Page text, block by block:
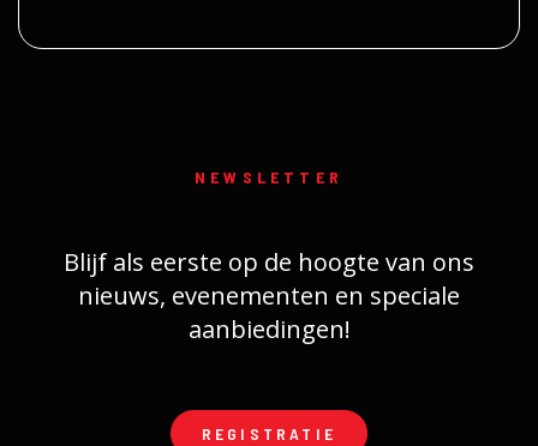
NEWSLETTER
Blijf als eerste op de hoogte van ons
nieuws, evenementen en speciale
aanbiedingen!
REGISTRATIE